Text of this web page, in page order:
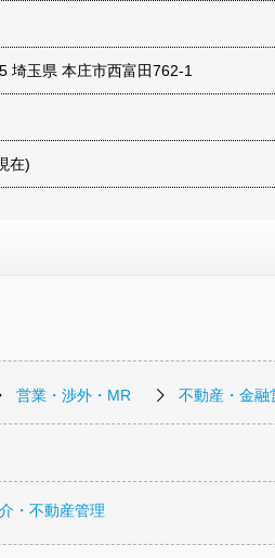
埼玉県 本庄市西富田762-1
在)
営業・渉外・MR 不動産・金融
・不動産管理